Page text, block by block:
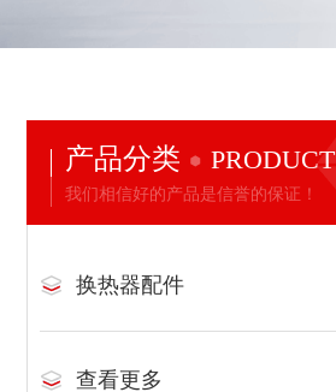
产品分类 PRODUCT
我们相信好的产品是信誉的保证！
换热器配件
查看更多